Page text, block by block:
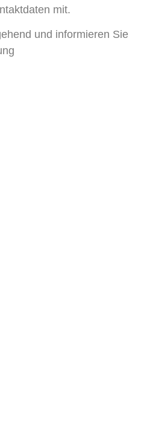
mit.
und informieren Sie